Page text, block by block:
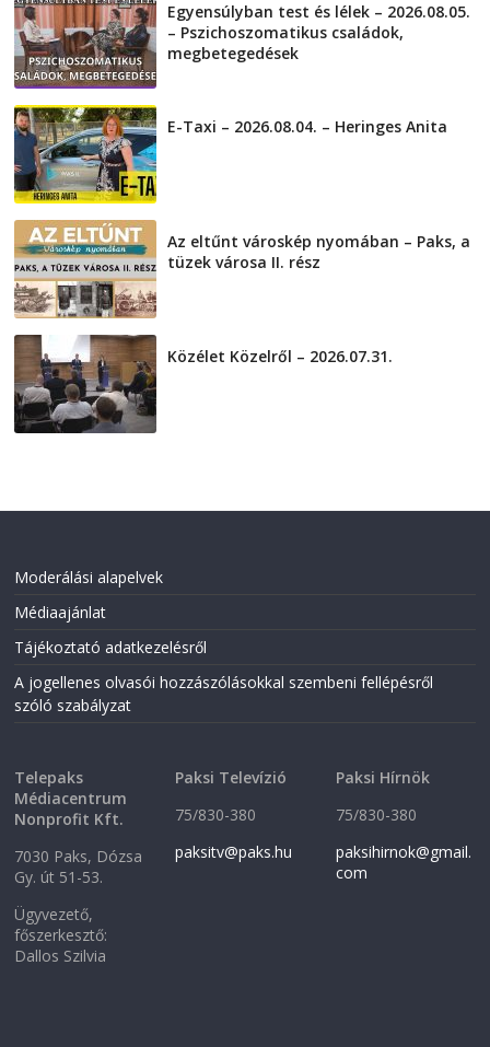
Egyensúlyban test és lélek – 2026.08.05.
– Pszichoszomatikus családok,
megbetegedések
E-Taxi – 2026.08.04. – Heringes Anita
Az eltűnt városkép nyomában – Paks, a
tüzek városa II. rész
Közélet Közelről – 2026.07.31.
Moderálási alapelvek
Médiaajánlat
Tájékoztató adatkezelésről
A jogellenes olvasói hozzászólásokkal szembeni fellépésről
szóló szabályzat
Telepaks
Médiacentrum
Nonprofit Kft.
7030 Paks, Dózsa
Gy. út 51-53.
Ügyvezető,
főszerkesztő:
Dallos Szilvia
Paksi Televízió
75/830-380
paksitv@paks.hu
Paksi Hírnök
75/830-380
paksihirnok@gmail.
com